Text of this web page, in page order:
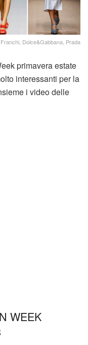
Dolce&Gabbana, Prada
primavera estate
interessanti per la
i video delle
WEEK